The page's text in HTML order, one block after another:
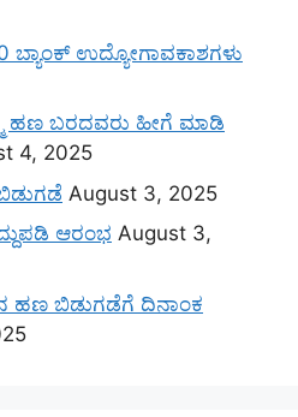
ಬ್ಯಾಂಕ್ ಉದ್ಯೋಗಾವಕಾಶಗಳು
ಹಣ ಬರದವರು ಹೀಗೆ ಮಾಡಿ
4, 2025
August 3, 2025
ಆರಂಭ August 3,
ಹಣ ಬಿಡುಗಡೆಗೆ ದಿನಾಂಕ